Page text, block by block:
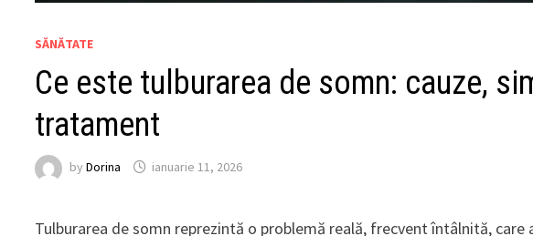
SĂNĂTATE
Ce este tulburarea de somn: cauze,
tratament
byDorina ianuarie 11, 2026
Tulburarea de somn reprezintă o problemă reală, frecvent întâlnită,